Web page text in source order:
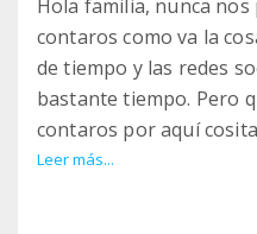
Hola familia, nunca
contaros como va la
de tiempo y las redes
bastante tiempo. Pero
contaros por aquí
euro que nos llega
vidas. Solamente
Leer más...